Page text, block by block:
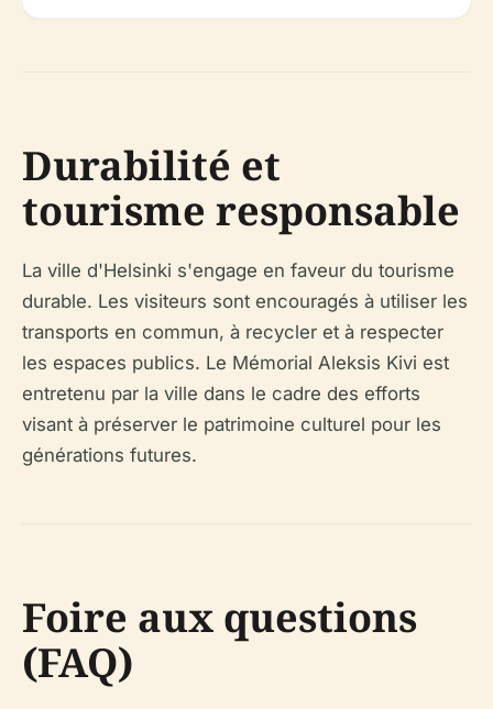
Durabilité et
tourisme responsable
La ville d'Helsinki s'engage en faveur du tourisme
durable. Les visiteurs sont encouragés à utiliser les
transports en commun, à recycler et à respecter
les espaces publics. Le Mémorial Aleksis Kivi est
entretenu par la ville dans le cadre des efforts
visant à préserver le patrimoine culturel pour les
générations futures.
Foire aux questions
(FAQ)